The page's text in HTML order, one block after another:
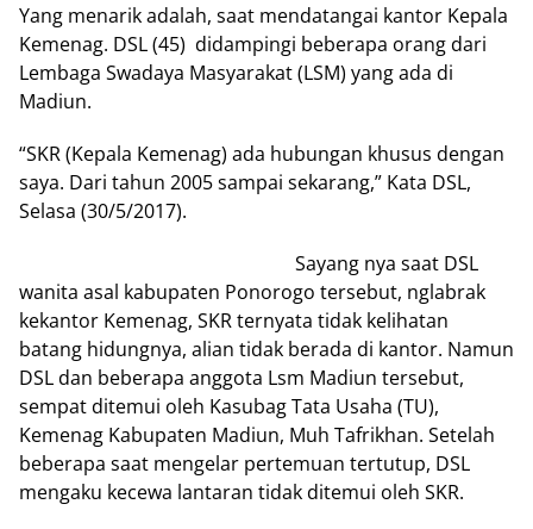
Yang menarik adalah, saat mendatangai kantor Kepala
Kemenag. DSL (45) didampingi beberapa orang dari
Lembaga Swadaya Masyarakat (LSM) yang ada di
Madiun.
“SKR (Kepala Kemenag) ada hubungan khusus dengan
saya. Dari tahun 2005 sampai sekarang,” Kata DSL,
Selasa (30/5/2017).
Sayang nya saat DSL
wanita asal kabupaten Ponorogo tersebut, nglabrak
kekantor Kemenag, SKR ternyata tidak kelihatan
batang hidungnya, alian tidak berada di kantor. Namun
DSL dan beberapa anggota Lsm Madiun tersebut,
sempat ditemui oleh Kasubag Tata Usaha (TU),
Kemenag Kabupaten Madiun, Muh Tafrikhan. Setelah
beberapa saat mengelar pertemuan tertutup, DSL
mengaku kecewa lantaran tidak ditemui oleh SKR.